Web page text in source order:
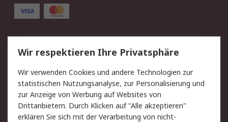
Service
Value Added Services
Lieferlösungen
Rücksendung/Entsorgung Kontakt
Hilfe
Rechtliches
Wir respektieren Ihre Privatsphäre
Wir verwenden Cookies und andere Technologien zur
statistischen Nutzungsanalyse, zur Personalisierung und
zur Anzeige von Werbung auf Websites von
Drittanbietern. Durch Klicken auf "Alle akzeptieren"
erklären Sie sich mit der Verarbeitung von nicht-